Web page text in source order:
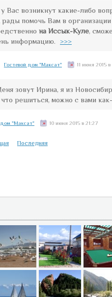
Вас возникнут какие-либо
помочь Вам в
на Иссык-Куле,
информацию.
>>>
Гостевой дом "Максат" 11 июня 2015
зовут Ирина, я из
решиться, можно с вами
дом "Максат" 10 июня 2015 в 21:27
Последняя